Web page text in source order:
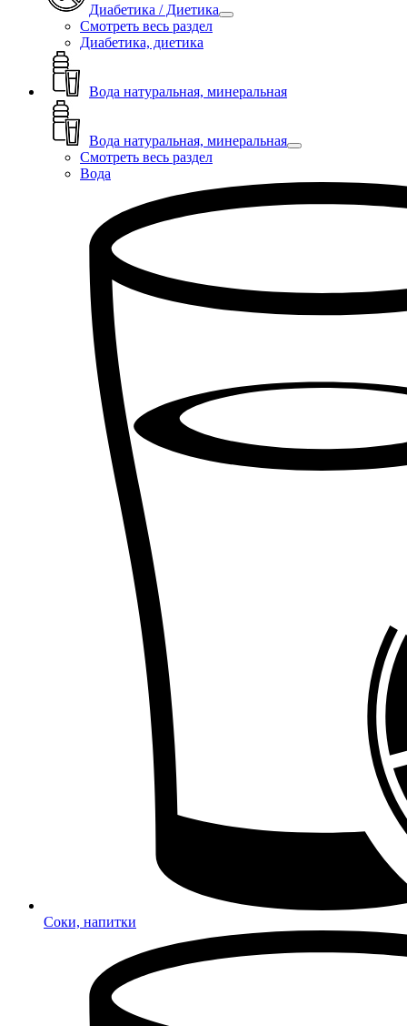
Диабетика / Диетика
Смотреть весь раздел
Диабетика, диетика
Вода натуральная, минеральная
Вода натуральная, минеральная
Смотреть весь раздел
Вода
Соки, напитки